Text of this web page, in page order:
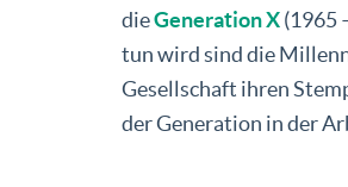
dieGeneration X(1965
tun wird sind die
Gesellschaft ihren
der Generation in der